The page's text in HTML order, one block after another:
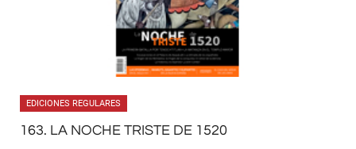
EDICIONES REGULARES
163. LA NOCHE TRISTE DE 1520